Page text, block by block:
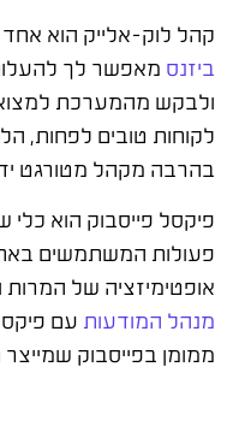
קהל לוק-אלייק הוא
ביזנס מאפשר לך
לקוחות טובים לפחות,
בהרבה מקהל מטורגט
פיקסל פייסבוק הוא כלי
פעולות המשתמשים
אופטימיזציה של המרות
מנהל המודעות עם
ממומן בפייסבוק